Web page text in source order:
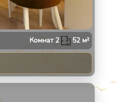
Комнат 2 52 м²